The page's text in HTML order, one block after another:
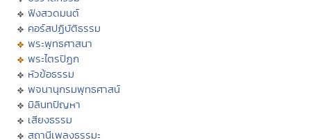
ฟังสวดมนต์
คอร์สปฏิบัติธรรม
พระพุทธศาสนา
พระไตรปิฏก
หัวข้อธรรม
พจนานุกรมพุทธศาสน์
มิลินทปัญหา
เสียงธรรม
สถานีเพลงธรรมะ